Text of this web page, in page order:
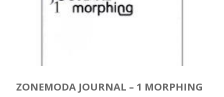
ZONEMODA JOURNAL – 1 MORPHING